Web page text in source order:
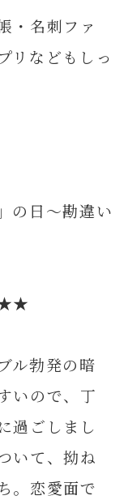
・名刺ファ
リなどもしっ
日～勘違い
★★
ル勃発の暗
いので、丁
過ごしまし
いて、拗ね
。恋愛面で